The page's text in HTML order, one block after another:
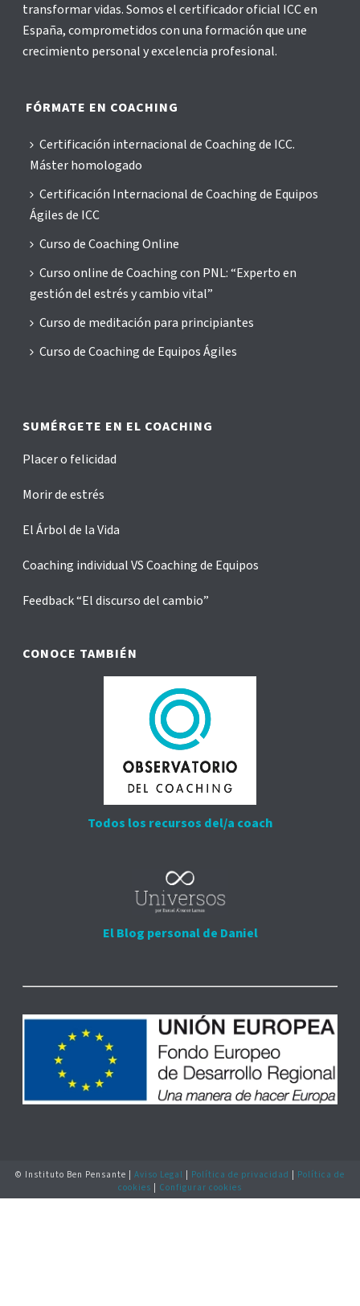
transformar vidas. Somos el certificador oficial ICC en
España, comprometidos con una formación que une
crecimiento personal y excelencia profesional.
FÓRMATE EN COACHING
Certificación internacional de Coaching de ICC.
Máster homologado
Certificación Internacional de Coaching de Equipos
Ágiles de ICC
Curso de Coaching Online
Curso online de Coaching con PNL: “Experto en
gestión del estrés y cambio vital”
Curso de meditación para principiantes
Curso de Coaching de Equipos Ágiles
SUMÉRGETE EN EL COACHING
Placer o felicidad
Morir de estrés
El Árbol de la Vida
Coaching individual VS Coaching de Equipos
Feedback “El discurso del cambio”
CONOCE TAMBIÉN
Todos los recursos del/a coach
El Blog personal de Daniel
© Instituto Ben Pensante | Aviso Legal | Política de privacidad | Política de
cookies | Configurar cookies